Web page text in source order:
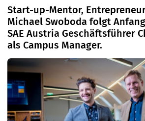
Start-up-Mentor,
Michael Swoboda folgt
SAE Austria Geschäftsführer
als Campus Manager.